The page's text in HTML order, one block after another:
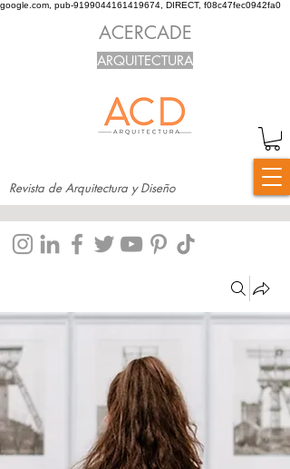
google.com, pub-9199044161419674, DIRECT, f08c47fec0942fa0
Revista de Arquitectura y Diseño
ACERCADE
ARQUITECTURA